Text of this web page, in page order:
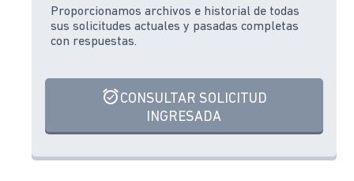
Proporcionamos archivos e historial de todas
sus solicitudes actuales y pasadas completas
con respuestas.
CONSULTAR SOLICITUD
INGRESADA